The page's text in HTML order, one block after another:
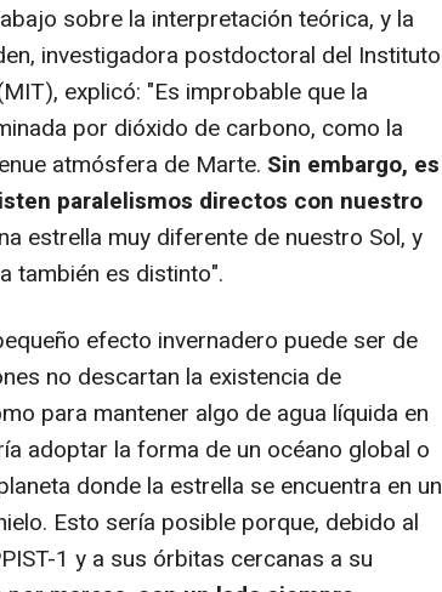
sobre la interpretación teórica, y la
investigadora postdoctoral del Instituto
explicó: "Es improbable que la
por dióxido de carbono, como la
atmósfera de Marte. Sin embargo, es
paralelismos directos con nuestro
estrella muy diferente de nuestro Sol, y
también es distinto".
efecto invernadero puede ser de
no descartan la existencia de
para mantener algo de agua líquida en
adoptar la forma de un océano global o
donde la estrella se encuentra en un
Esto sería posible porque, debido al
1 y a sus órbitas cercanas a su